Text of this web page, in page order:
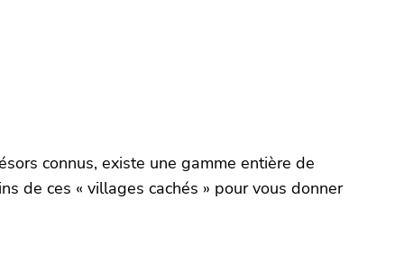
connus, existe une gamme entière de
de ces « villages cachés » pour vous donner